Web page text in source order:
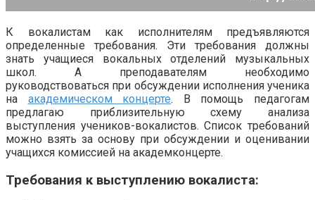
К вокалистам как исполнителям предъявляются
определенные требования. Эти требования должны
знать учащиеся вокальных отделений музыкальных
школ. А преподавателям необходимо
руководствоваться при обсуждении исполнения ученика
на академическом концерте. В помощь педагогам
предлагаю приблизительную схему анализа
выступления учеников-вокалистов. Список требований
можно взять за основу при обсуждении и оценивании
учащихся комиссией на академконцерте.
Требования к выступлению вокалиста: